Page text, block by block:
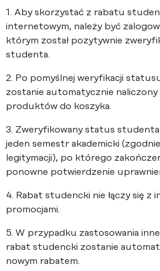
1. Aby skorzystać z rabatu
internetowym, należy być
którym został pozytywnie
studenta.
2. Po pomyślnej weryfikacji
zostanie automatycznie naliczony
produktów do koszyka.
3. Zweryfikowany status
jeden semestr akademicki
legitymacji), po którego
ponowne potwierdzenie
4. Rabat studencki nie łączy się z
promocjami.
5. W przypadku zastosowania
rabat studencki zostanie
nowym rabatem.